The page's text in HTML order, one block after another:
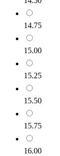
14.75
15.00
15.25
15.50
15.75
16.00